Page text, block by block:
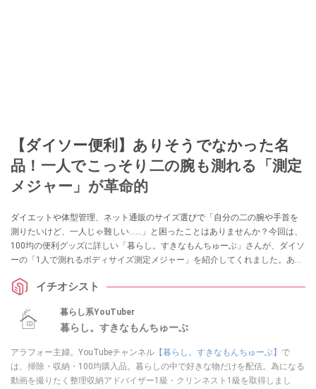
【ダイソー便利】ありそうでなかった名
品！一人でこっそり二の腕も測れる「測定
メジャー」が革命的
ダイエットや体型管理、ネット通販のサイズ選びで「自分の二の腕や手首を
測りたいけど、一人じゃ難しい……」と困ったことはありませんか？今回は、
100均の便利グッズに詳しい「暮らし。すきなもんちゅーぶ」さんが、ダイソ
ーの「1人で測れるボディサイズ測定メジャー」を紹介してくれました。あり
家に一台レベルの重宝アイテムです！
イチオシスト
暮らし系YouTuber
暮らし。すきなもんちゅーぶ
アラフォー主婦。YouTubeチャンネル 【暮らし。すきなもんちゅーぶ】 で
は、掃除・収納・100均購入品。暮らしの中で好きな物だけを配信。為になる
動画を撮りたく整理収納アドバイザー1級・クリンネスト1級を取得しまし